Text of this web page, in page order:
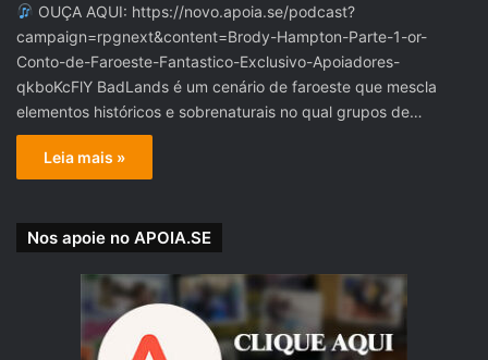
OUÇA AQUI: https://novo.apoia.se/podcast?
campaign=rpgnext&content=Brody-Hampton-Parte-1-or-
Conto-de-Faroeste-Fantastico-Exclusivo-Apoiadores-
qkboKcFlY BadLands é um cenário de faroeste que mescla
elementos históricos e sobrenaturais no qual grupos de…
Leia mais »
Nos apoie no APOIA.SE